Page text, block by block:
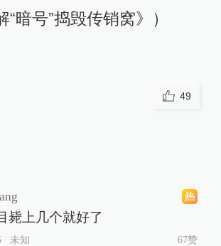
暗号”捣毁传销窝》）
49
毙上几个就好了
∙ 未知 67赞